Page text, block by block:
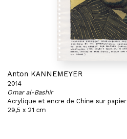
Anton KANNEMEYER
2014
Omar al-Bashir
Acrylique et encre de Chine sur papier
29,5 x 21 cm